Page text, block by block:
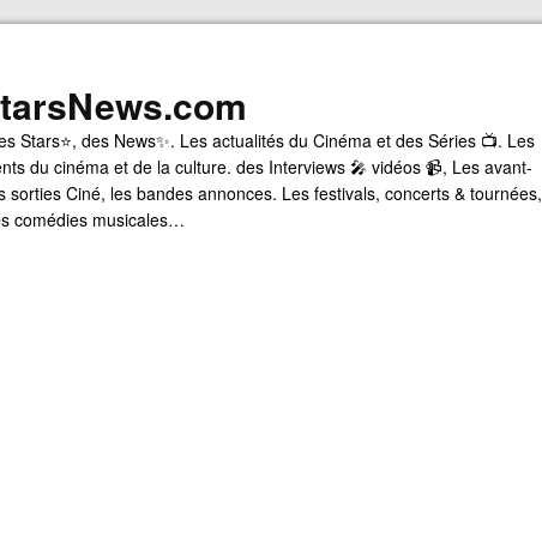
Stars⭐, des News✨. Les actualités du Cinéma et des Séries 📺. Les
du cinéma et de la culture. des Interviews 🎤 vidéos 📹, Les avant-
sorties Ciné, les bandes annonces. Les festivals, concerts & tournées,
comédies musicales…